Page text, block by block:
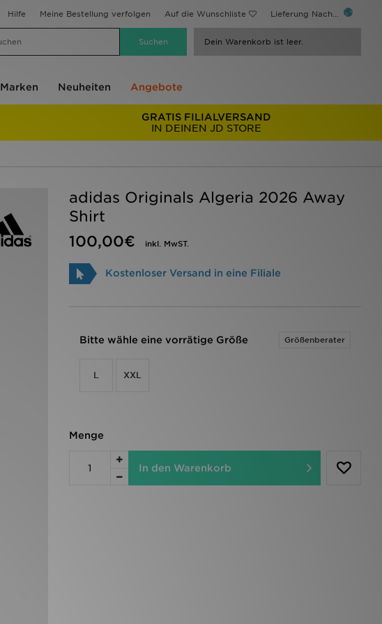
Hilfe Meine Bestellung verfolgen Auf die Wunschliste Lieferung Nach...
Dein Warenkorb ist leer.
Marken Neuheiten Angebote
GRATIS FILIALVERSAND
IN DEINEN JD STORE
adidas Originals Algeria 2026 Away
Shirt
100,00€
inkl. MwST.
Kostenloser Versand in eine Filiale
Bitte wähle eine vorrätige Größe Größenberater
L XXL
Menge
In den Warenkorb